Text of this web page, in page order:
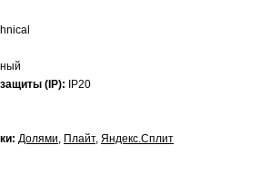
(IP):
IP20
Долями, Плайт, Яндекс.Сплит